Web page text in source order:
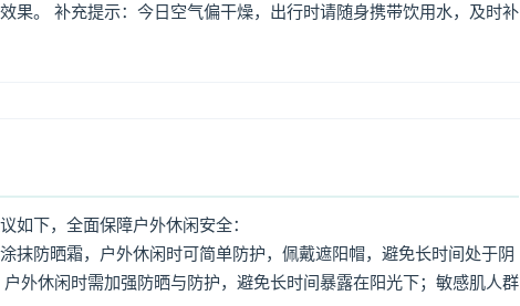
果。 补充提示：今日空气偏干燥，出行时请随身携带饮用水，及时补
如下，全面保障户外休闲安全：
抹防晒霜，户外休闲时可简单防护，佩戴遮阳帽，避免长时间处于阴
外休闲时需加强防晒与防护，避免长时间暴露在阳光下；敏感肌人群